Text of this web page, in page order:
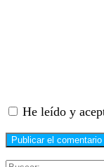
He leído y